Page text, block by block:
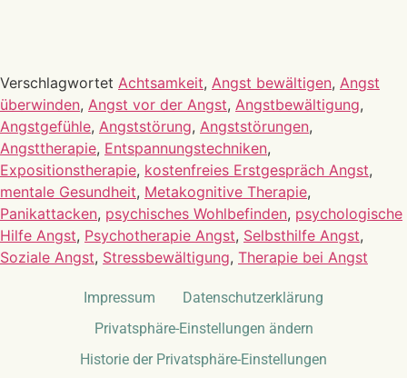
Verschlagwortet Achtsamkeit, Angst bewältigen, Angst
überwinden, Angst vor der Angst, Angstbewältigung,
Angstgefühle, Angststörung, Angststörungen,
Angsttherapie, Entspannungstechniken,
Expositionstherapie, kostenfreies Erstgespräch Angst,
mentale Gesundheit, Metakognitive Therapie,
Panikattacken, psychisches Wohlbefinden, psychologische
Hilfe Angst, Psychotherapie Angst, Selbsthilfe Angst,
Soziale Angst, Stressbewältigung, Therapie bei Angst
Impressum
Datenschutzerklärung
Privatsphäre-Einstellungen ändern
Historie der Privatsphäre-Einstellungen